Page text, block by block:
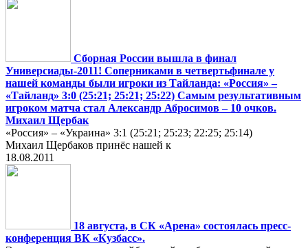
Сборная России вышла в финал
Универсиады-2011! Соперниками в четвертьфинале у
нашей команды были игроки из Тайланда: «Россия» –
«Тайланд» 3:0 (25:21; 25:21; 25:22) Самым результативным
игроком матча стал Александр Абросимов – 10 очков.
Михаил Щербак
«Россия» – «Украина» 3:1 (25:21; 25:23; 22:25; 25:14)
Михаил Щербаков принёс нашей к
18.08.2011
18 августа, в СК «Арена» состоялась пресс-
конференция ВК «Кузбасс».